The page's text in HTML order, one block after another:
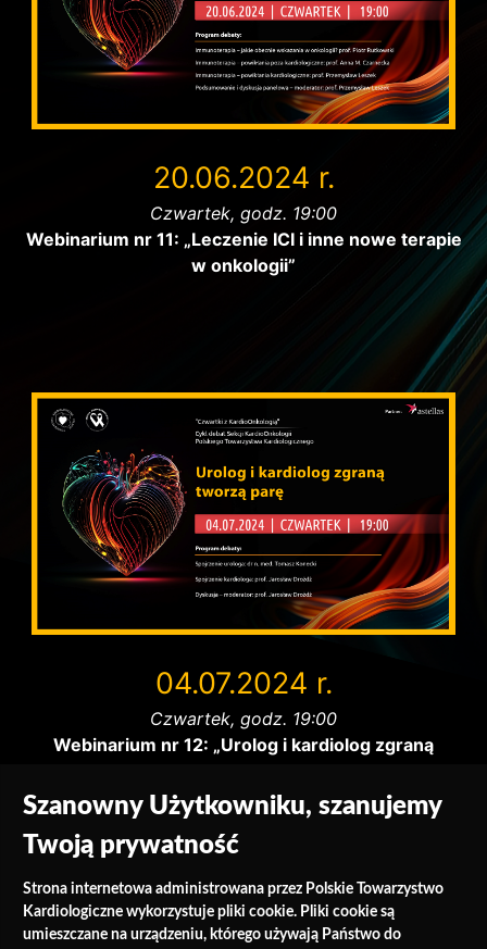
Szanowny Użytkowniku, szanujemy
Twoją prywatność
Strona internetowa administrowana przez Polskie Towarzystwo
Kardiologiczne wykorzystuje pliki cookie. Pliki cookie są
umieszczane na urządzeniu, którego używają Państwo do
20.06.2024 r.
Czwartek, godz. 19:00
Webinarium nr 11: „Leczenie ICI i inne nowe terapie
w onkologii”
04.07.2024 r.
Czwartek, godz. 19:00
Webinarium nr 12: „Urolog i kardiolog zgraną